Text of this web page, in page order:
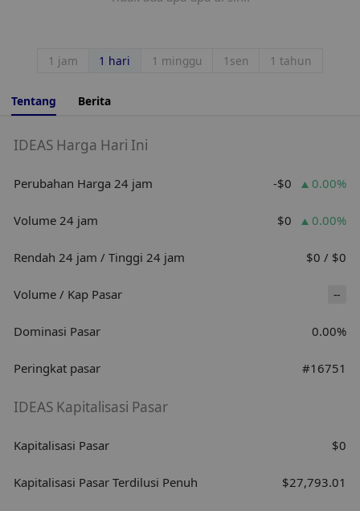
1 jam 1 hari 1 minggu 1sen 1 tahun
Tentang Berita
IDEAS Harga Hari Ini
Perubahan Harga 24 jam -$0 0.00%
Volume 24 jam $0 0.00%
Rendah 24 jam / Tinggi 24 jam $0 / $0
Volume / Kap Pasar --
Dominasi Pasar 0.00%
Peringkat pasar #16751
IDEAS Kapitalisasi Pasar
Kapitalisasi Pasar $0
Kapitalisasi Pasar Terdilusi Penuh $27,793.01